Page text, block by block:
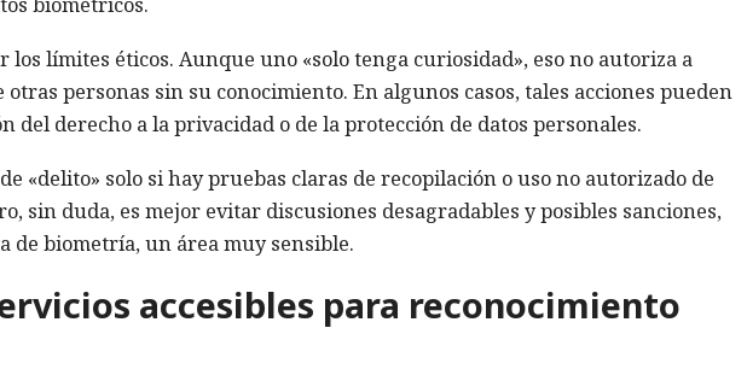
los límites éticos. Aunque uno «solo tenga curiosidad», eso no autoriza a
personas sin su conocimiento. En algunos casos, tales acciones pueden
del derecho a la privacidad o de la protección de datos personales.
«delito» solo si hay pruebas claras de recopilación o uso no autorizado de
sin duda, es mejor evitar discusiones desagradables y posibles sanciones,
de biometría, un área muy sensible.
accesibles para reconocimiento